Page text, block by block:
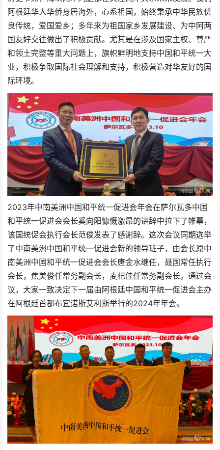
阿根廷华人华侨身居海外，心系祖国，始终秉承中华民族优
良传统，爱国爱乡；多年来为祖国家乡发展建设、为中阿两
国友好交往做出了积极贡献。尤其是在涉及国家主权、尊严
和领土完整等重大问题上，旗帜鲜明地支持中国和平统一大
业，积极争取国际社会理解和支持，积极营造对华友好的国
际环境。
2023年中南美洲中国和平统一促进会年会在萨尔瓦多中国
和平统一促进会会长奚向阳慷慨激昂的讲辞中拉下了帷幕，
该国统促会执行会长范俊发表了感谢辞。这次会议同期选举
了中南美洲中国和平统一促进会新的领导班子，由会长原中
南美洲中国和平统一促进会会长唐金水继任，聂国常任执行
会长，焦美俊任常务副会长，麦杞佳任常务副会长。通过会
议，大家一致决定下一届由阿根廷中国和平统一促进会主办
在阿根廷首都布宜诺斯艾利斯举行的2024年年会。